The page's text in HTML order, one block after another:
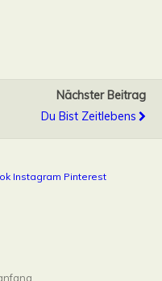
Nächster Beitrag
Du Bist Zeitlebens
Instagram Pinterest